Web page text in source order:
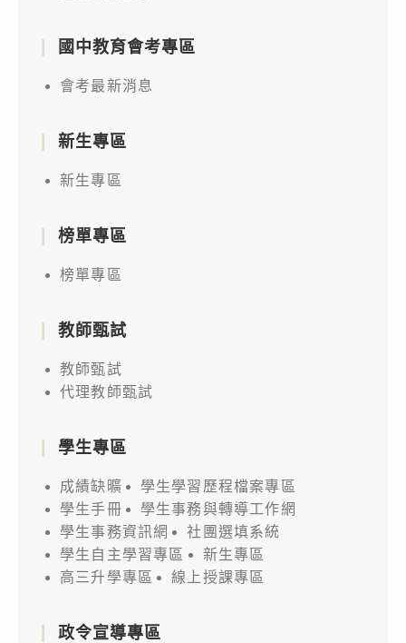
國中教育會考專區
會考最新消息
新生專區
新生專區
榜單專區
榜單專區
教師甄試
教師甄試
代理教師甄試
學生專區
成績缺曠
學生學習歷程檔案專區
學生手冊
學生事務與轉導工作網
學生事務資訊網
社團選填系統
學生自主學習專區
新生專區
高三升學專區
線上授課專區
政令宣導專區